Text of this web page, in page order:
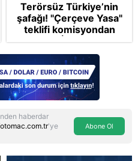
Terörsüz Türkiye’nin
şafağı! "Çerçeve Yasa"
teklifi komisyondan
geçti: İP ve Yeni
Parti'den provokasyon
haberdar
'ye
Abone Ol